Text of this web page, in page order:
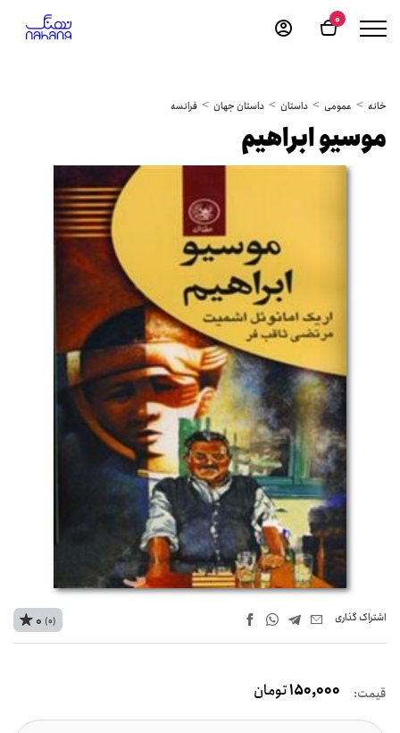
0
خانه عمومی داستان داستان جهان فرانسه
موسیو ابراهیم
اشتراک‌ گذاری 0 (0)
قیمت: 150,000تومان